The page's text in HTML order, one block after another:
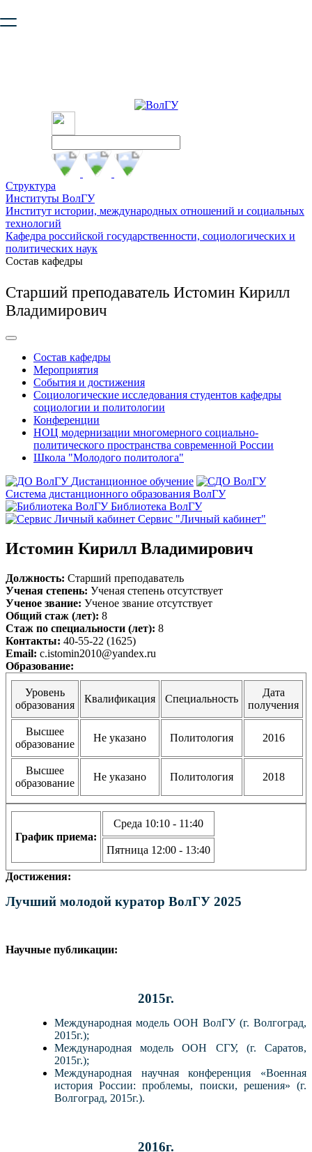
безопасную работу с сайтом. Пожалуйста
Структура
Институты ВолГУ
Институт истории, международных отношений и социальных
технологий
Кафедра российской государственности, социологических и
политических наук
Состав кафедры
Старший преподаватель Истомин Кирилл
Владимирович
Состав кафедры
Мероприятия
События и достижения
Социологические исследования студентов кафедры
социологии и политологии
Конференции
НОЦ модернизации многомерного социально-
политического пространства современной России
Школа "Молодого политолога"
Дистанционное обучение
Система дистанционного образования ВолГУ
Библиотека ВолГУ
Сервис "Личный кабинет"
Истомин Кирилл Владимирович
Должность: Старший преподаватель
Ученая степень: Ученая степень отсутствует
Ученое звание: Ученое звание отсутствует
Общий стаж (лет): 8
Стаж по специальности (лет): 8
Контакты: 40-55-22 (1625)
Email: c.istomin2010@yandex.ru
Образование:
Уровень
образования
Квалификация Специальность
Дата
получения
Высшее
образование
Не указано Политология 2016
Высшее
образование
Не указано Политология 2018
График приема:
Среда 10:10 - 11:40
Пятница 12:00 - 13:40
Достижения:
Лучший молодой куратор ВолГУ 2025
Научные публикации:
2015г.
Международная модель ООН ВолГУ (г. Волгоград,
2015г.);
Международная модель ООН СГУ, (г. Саратов,
2015г.);
Международная научная конференция «Военная
история России: проблемы, поиски, решения» (г.
Волгоград, 2015г.).
2016г.